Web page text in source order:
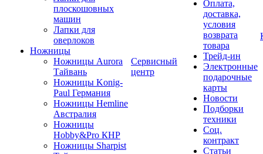
плоскошовных
машин
Лапки для
оверлоков
Ножницы
Ножницы Aurora
Тайвань
Ножницы Konig-
Paul Германия
Ножницы Hemline
Австралия
Ножницы
Hobby&Pro КНР
Ножницы Sharpist
Сервисный
центр
Оплата,
доставка,
условия
возврата
товара
Трейд-ин
Электронные
подарочные
карты
Новости
Подборки
техники
Соц.
контракт
Статьи